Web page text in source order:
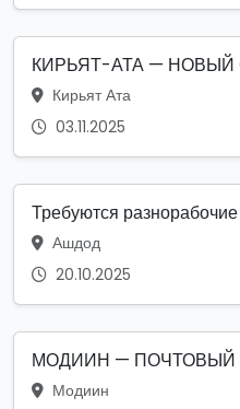
КИРЬЯТ-АТА — НОВЫЙ
Кирьят Ата
03.11.2025
Требуются
Ашдод
20.10.2025
МОДИИН — ПОЧТОВЫЙ
Модиин